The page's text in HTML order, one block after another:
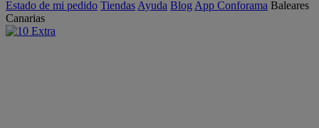
Estado de mi pedido Tiendas Ayuda Blog App Conforama Baleares
Canarias